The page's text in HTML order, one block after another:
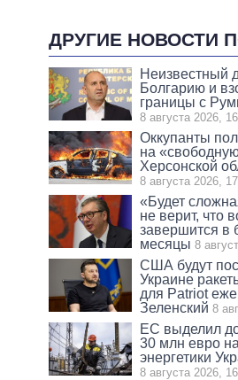
ДРУГИЕ НОВОСТИ
Неизвестный
Болгарию и
границы с
8 августа 2026,
Оккупанты
на
Херсонской
8 августа 2026,
«Будет
не верит, что
завершится в
месяцы 8
США будут
Украине
для Patriot
Зеленский 8
ЕС выделил
30 млн евро
энергетики
8 августа 2026,